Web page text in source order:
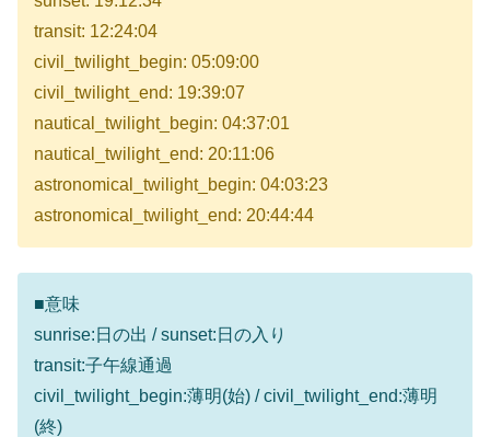
transit: 12:24:04
civil_twilight_begin: 05:09:00
civil_twilight_end: 19:39:07
nautical_twilight_begin: 04:37:01
nautical_twilight_end: 20:11:06
astronomical_twilight_begin: 04:03:23
astronomical_twilight_end: 20:44:44
■意味
sunrise:日の出 / sunset:日の入り
transit:子午線通過
civil_twilight_begin:薄明(始) / civil_twilight_end:薄明
(終)